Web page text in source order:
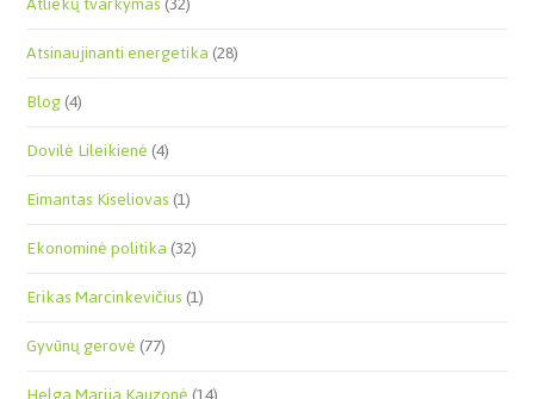
Atsinaujinanti energetika(28)
Blog(4)
Dovilė Lileikienė(4)
Eimantas Kiseliovas(1)
Ekonominė politika(32)
Erikas Marcinkevičius(1)
Gyvūnų gerovė(77)